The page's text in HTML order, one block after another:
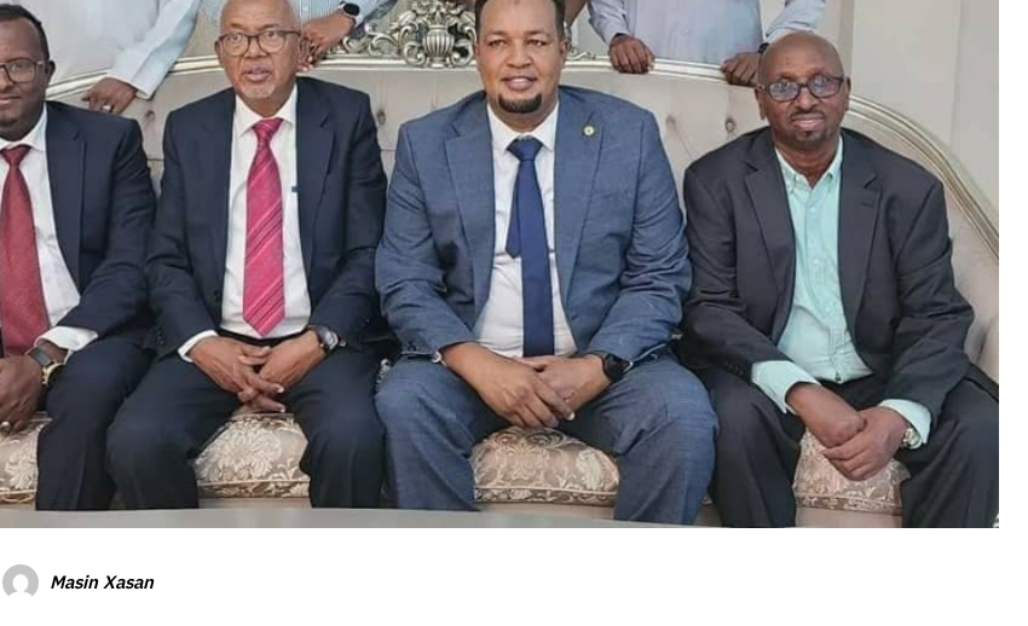
Masin Xasan